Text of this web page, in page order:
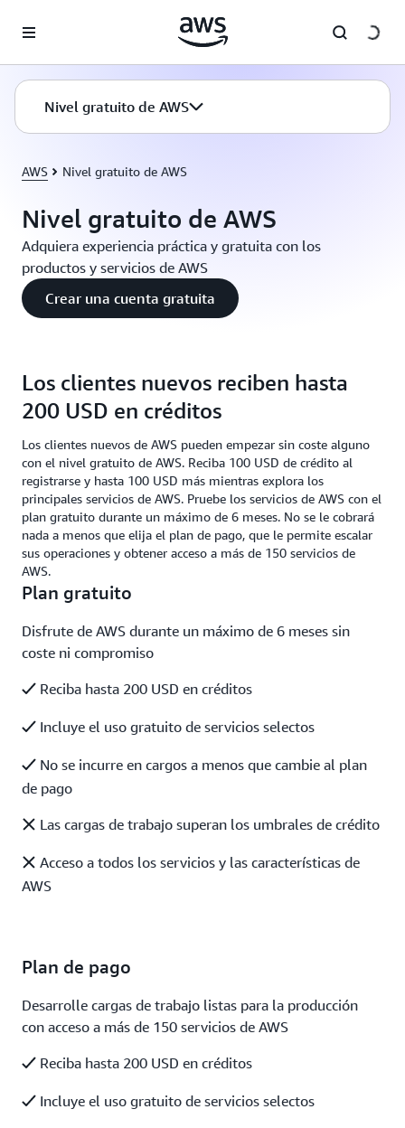
Nivel gratuito de AWS
AWS Nivel gratuito de AWS
Nivel gratuito de AWS
Adquiera experiencia práctica y gratuita con los
productos y servicios de AWS
Crear una cuenta gratuita
Los clientes nuevos reciben hasta
200 USD en créditos
Los clientes nuevos de AWS pueden empezar sin coste alguno
con el nivel gratuito de AWS. Reciba 100 USD de crédito al
registrarse y hasta 100 USD más mientras explora los
principales servicios de AWS. Pruebe los servicios de AWS con el
plan gratuito durante un máximo de 6 meses. No se le cobrará
nada a menos que elija el plan de pago, que le permite escalar
sus operaciones y obtener acceso a más de 150 servicios de
AWS.
Plan gratuito
Disfrute de AWS durante un máximo de 6 meses sin
coste ni compromiso
Reciba hasta 200 USD en créditos
Incluye el uso gratuito de servicios selectos
No se incurre en cargos a menos que cambie al plan
de pago
Las cargas de trabajo superan los umbrales de crédito
Acceso a todos los servicios y las características de
AWS
Plan de pago
Desarrolle cargas de trabajo listas para la producción
con acceso a más de 150 servicios de AWS
Reciba hasta 200 USD en créditos
Incluye el uso gratuito de servicios selectos